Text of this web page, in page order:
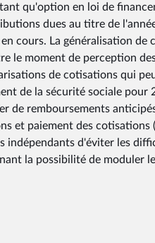
qu'option en loi de
dues au titre de
cours. La généralisation
le moment de perception
de cotisations qui
de la sécurité sociale pour
de remboursements
et paiement des
d'éviter les
la possibilité de moduler